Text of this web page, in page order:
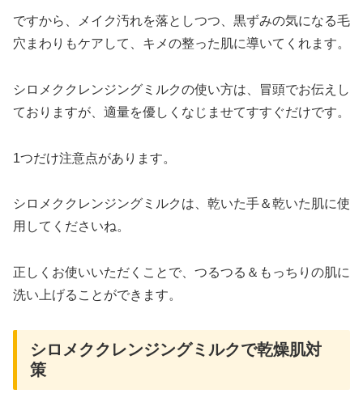
ですから、メイク汚れを落としつつ、黒ずみの気になる毛
穴まわりもケアして、キメの整った肌に導いてくれます。
シロメククレンジングミルクの使い方は、冒頭でお伝えし
ておりますが、適量を優しくなじませてすすぐだけです。
1つだけ注意点があります。
シロメククレンジングミルクは、乾いた手＆乾いた肌に使
用してくださいね。
正しくお使いいただくことで、つるつる＆もっちりの肌に
洗い上げることができます。
シロメククレンジングミルクで乾燥肌対
策